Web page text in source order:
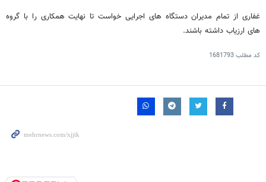
غفاری از تمام مدیران دستگاه های اجرایی خواست تا نهایت همکاری را با گروه
های ارزیاب داشته باشند.
کد مطلب1681793